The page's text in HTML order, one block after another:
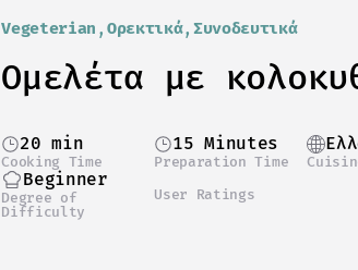
Vegeterian Ορεκτικά Συνοδευτικά
Ομελέτα με
20 min
Cooking Time
15 Minutes
Preparation Time
Beginner
Degree of
Difficulty
User Ratings